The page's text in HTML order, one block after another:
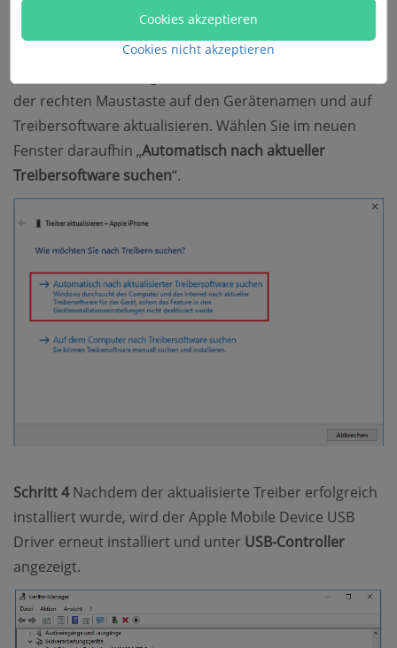
der rechten Maustaste auf den Gerätenamen und auf
Treibersoftware aktualisieren. Wählen Sie im neuen
Fenster daraufhin „Automatisch nach aktueller
Treibersoftware suchen“.
Schritt 4Nachdem der aktualisierte Treiber erfolgreich
installiert wurde, wird der Apple Mobile Device USB
Driver erneut installiert und unter USB-Controller
angezeigt.
Cookies akzeptieren
Cookies nicht akzeptieren